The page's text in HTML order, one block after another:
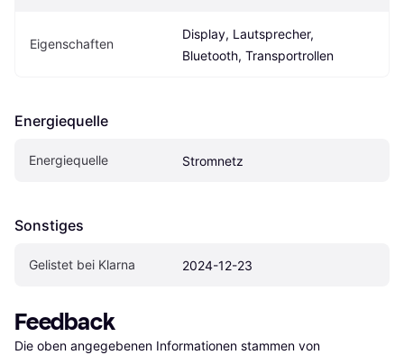
Eigen­schaften
Display, Lautsprecher,
Bluetooth, Transportrollen
Energiequelle
Energiequelle Stromnetz
Sonstiges
Gelistet bei Klarna 2024-12-23
Feedback
Die oben angegebenen Informationen stammen von